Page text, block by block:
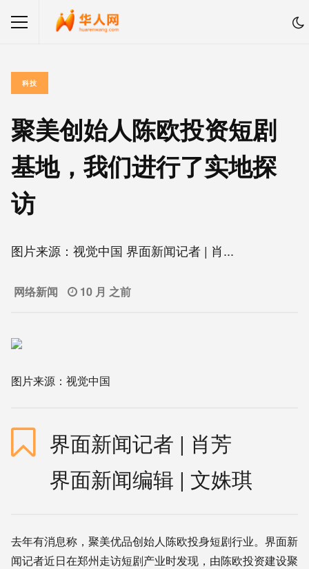
科技
聚美创始人陈欧投资短剧
基地，我们进行了实地探
访
图片来源：视觉中国 界面新闻记者 | 肖...
网络新闻 10 月 之前
图片来源：视觉中国
界面新闻记者 | 肖芳
界面新闻编辑 | 文姝琪
去年有消息称 ， 聚美优品创始人陈欧投身短剧行业。 界面新
闻记者近日在郑州走访短剧产业时发现 ，由陈欧投资建设聚